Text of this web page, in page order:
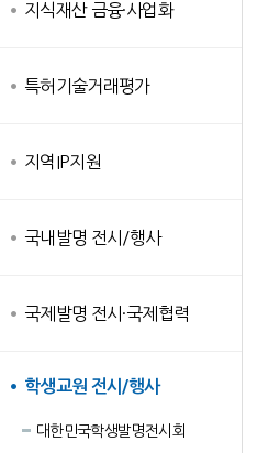
지식재산 금융·사업화
특허기술거래평가
지역IP지원
국내발명 전시/행사
국제발명 전시·국제협력
학생교원 전시/행사
대한민국학생발명전시회